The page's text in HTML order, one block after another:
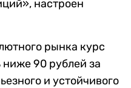
настроен
рынка курс
90 рублей за
и устойчивого